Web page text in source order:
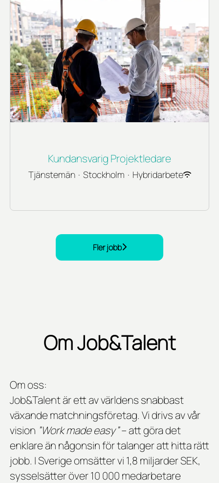
Kundansvarig Projektledare
Tjänstemän · Stockholm · Hybridarbete
Fler jobb
Om Job&Talent
Om oss:
Job&Talent är ett av världens snabbast
växande matchningsföretag. Vi drivs av vår
vision ”Work made easy”– att göra det
enklare än någonsin för talanger att hitta rätt
jobb. I Sverige omsätter vi 1,8 miljarder SEK,
sysselsätter över 10 000 medarbetare